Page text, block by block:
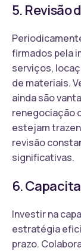
5. Revisão
firmados pela
serviços,
de materiais.
ainda são
renegociação
estejam
revisão
significativas.
6.
Investir na
estratégia
prazo.